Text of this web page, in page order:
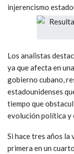
injerencismo
Los analistas
ya que afecta en
gobierno cubano,
estadounidenses
tiempo que
evolución política y
Si hace tres años
primera en un